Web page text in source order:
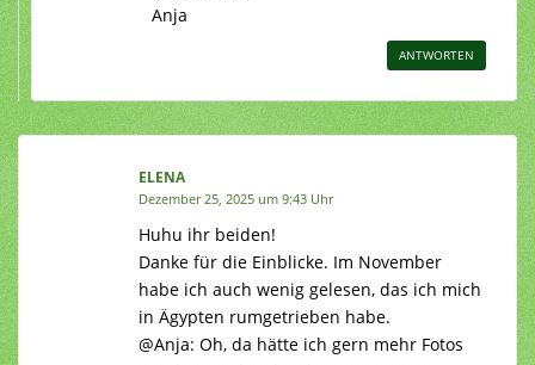
Anja
ANTWORTEN
ELENA
Dezember 25, 2025 um 9:43 Uhr
Huhu ihr beiden!
Danke für die Einblicke. Im November
habe ich auch wenig gelesen, das ich mich
in Ägypten rumgetrieben habe.
@Anja: Oh, da hätte ich gern mehr Fotos